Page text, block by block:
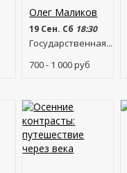
Олег Маликов
19 Сен. Сб 18:30
Государственная...
700 - 1 000руб